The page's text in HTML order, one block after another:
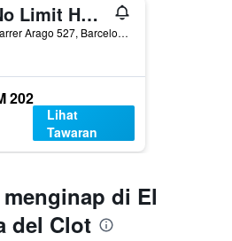
No Limit Hostel Graffiti
Carrer Arago 527, Barcelona, Sepanyol
202
Lihat
Tawaran
di El
del Clot